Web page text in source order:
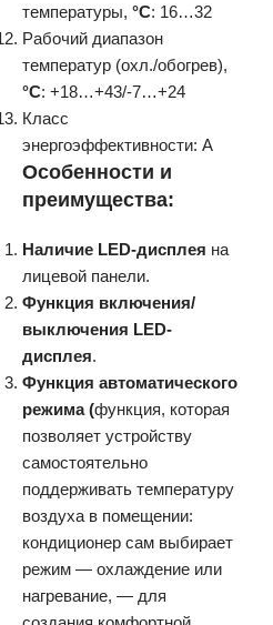
температуры, °C: 16…32
Рабочий диапазон
температур (охл./обогрев),
°C: +18…+43/-7…+24
Класс
энергоэффективности: A
Особенности и
преимущества:
Наличие LED-дисплея на
лицевой панели.
Функция включения/
выключения LED-
дисплея.
Функция автоматического
режима (функция, которая
позволяет устройству
самостоятельно
поддерживать температуру
воздуха в помещении:
кондиционер сам выбирает
режим — охлаждение или
нагревание, — для